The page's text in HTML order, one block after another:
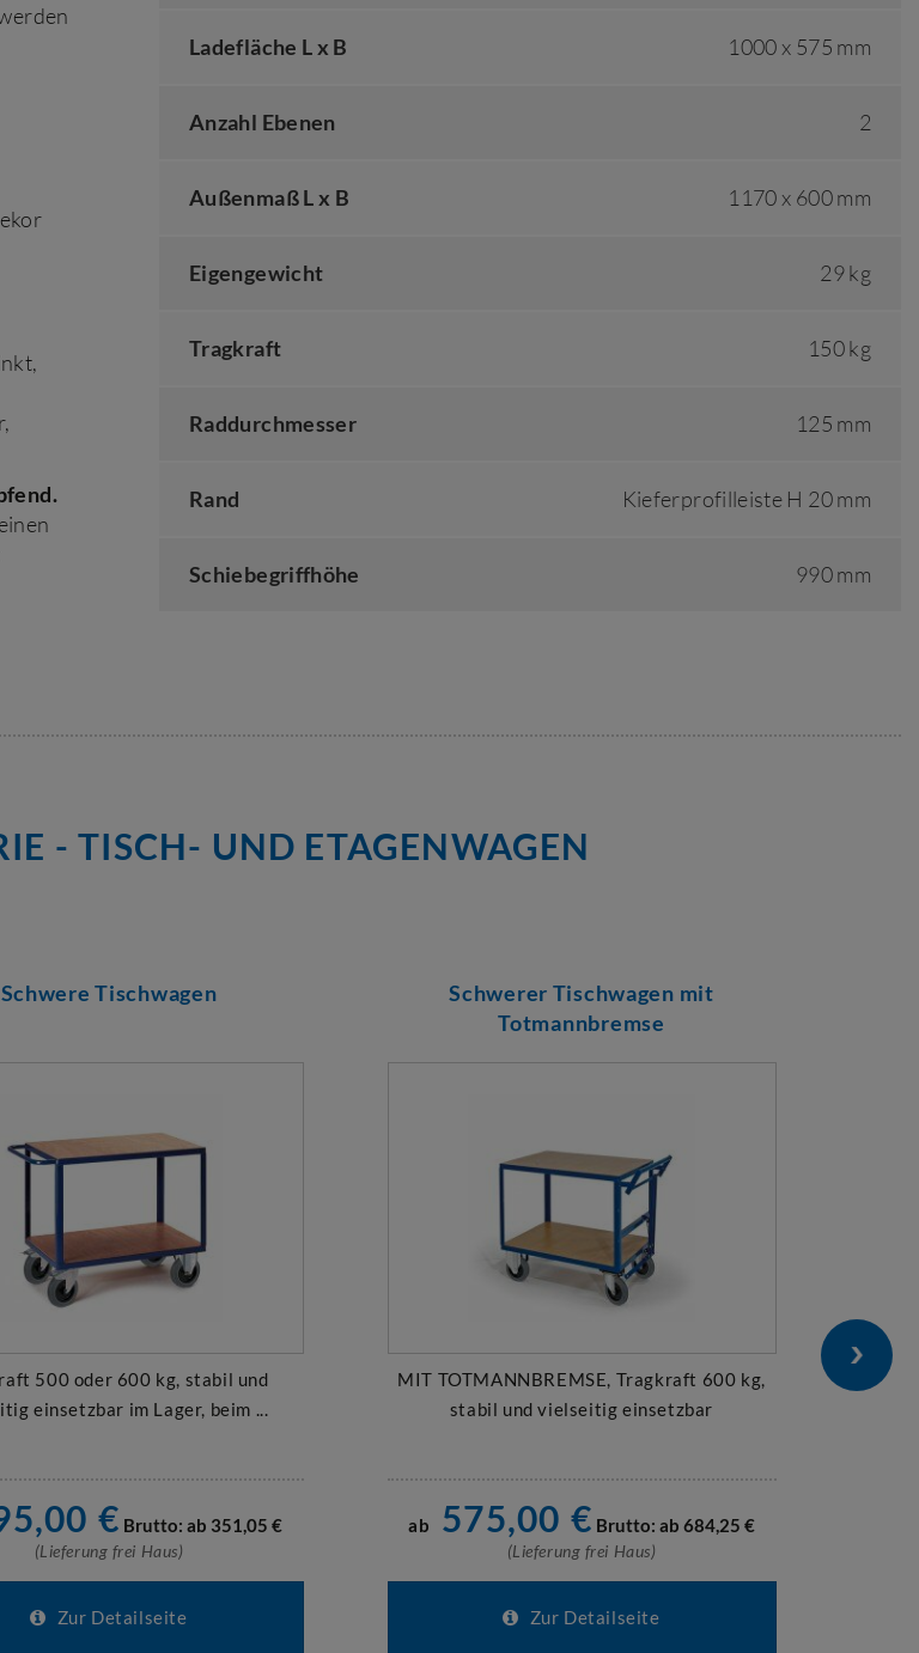
Ladefläche L x B 1000 x 575 mm
Anzahl Ebenen 2
Außenmaß L x B 1170 x 600 mm
Eigengewicht 29 kg
Tragkraft 150 kg
Raddurchmesser 125 mm
Rand Kieferprofilleiste H 20 mm
Schiebegriffhöhe 990 mm
- TISCH- UND ETAGENWAGEN
Schwere Tischwagen
500 oder 600 kg, stabil und
einsetzbar im Lager, beim ...
€ Brutto: ab 351,05 €
(Lieferung frei Haus)
Zur Detailseite
Schwerer Tischwagen mit
Totmannbremse
MIT TOTMANNBREMSE, Tragkraft 600 kg,
stabil und vielseitig einsetzbar
ab 575,00 € Brutto: ab 684,25 €
(Lieferung frei Haus)
Zur Detailseite